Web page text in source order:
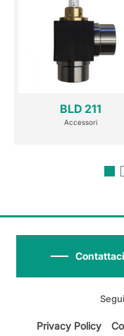
BLD 211
Accessori
Contattaci
Privacy Policy